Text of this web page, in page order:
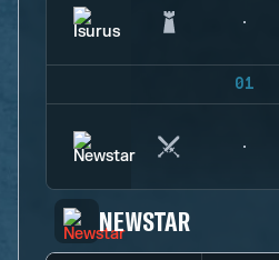
01
NEWSTAR